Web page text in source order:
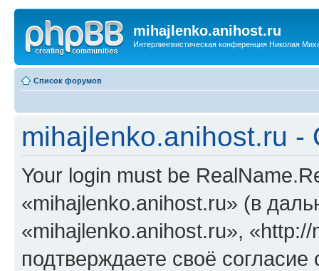
mihajlenko.anihost.ru
Интерлингвистическая конференция Николая
Список форумов
mihajlenko.anihost.ru
Your login must be
«mihajlenko.anihost.ru» (в
«mihajlenko.anihost.ru»,
подтверждаете своё